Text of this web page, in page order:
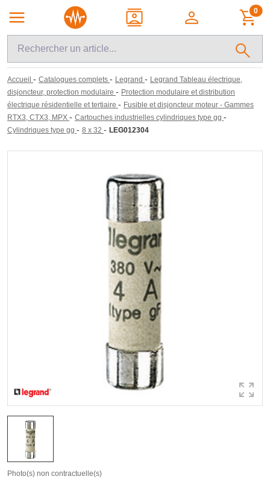
0
Accueil - Catalogues complets - Legrand - Legrand Tableau électrique,
disjoncteur, protection modulaire - Protection modulaire et distribution
électrique résidentielle et tertiaire - Fusible et disjoncteur moteur - Gammes
RTX3, CTX3, MPX - Cartouches industrielles cylindriques type gg -
Cylindriques type gg - 8 x 32 - LEG012304
Photo(s) non contractuelle(s)